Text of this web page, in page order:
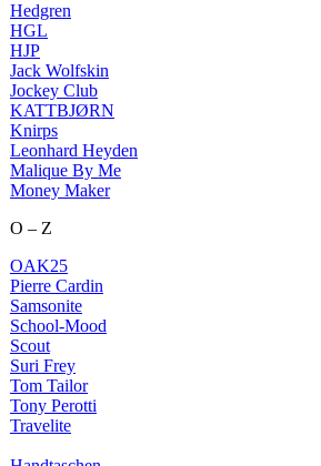
Hedgren
HGL
HJP
Jack Wolfskin
Jockey Club
KATTBJØRN
Knirps
Leonhard Heyden
Malique By Me
Money Maker
O – Z
OAK25
Pierre Cardin
Samsonite
School-Mood
Scout
Suri Frey
Tom Tailor
Tony Perotti
Travelite